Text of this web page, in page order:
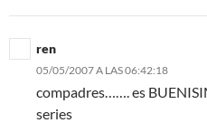
ren
05/05/2007 A LAS 06:42:18
compadres……. es
series